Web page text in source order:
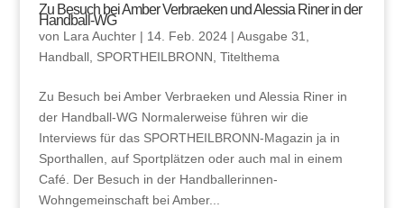
Zu Besuch bei Amber Verbraeken und Alessia Riner in der
Handball-WG
von Lara Auchter| 14. Feb. 2024| Ausgabe 31
Handball, SPORTHEILBRONN Titelthema
Zu Besuch bei Amber Verbraeken und Alessia Riner in
der Handball-WG Normalerweise führen wir die
Interviews für das SPORTHEILBRONN-Magazin ja in
Sporthallen, auf Sportplätzen oder auch mal in einem
Café. Der Besuch in der Handballerinnen-
Wohngemeinschaft bei Amber...